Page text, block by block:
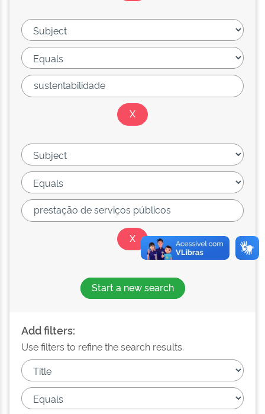
Start a new search
Add filters:
Use filters to refine the search results.